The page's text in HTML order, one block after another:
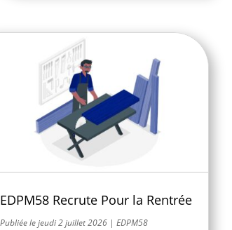
EDPM58 Recrute Pour la Rentrée
jeudi 2 juillet 2026| EDPM58